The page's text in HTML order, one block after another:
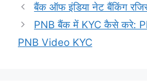
बैंक ऑफ इंडिया नेट बैंकिंग
PNB बैंक में KYC कैसे करे:
PNB Video KYC